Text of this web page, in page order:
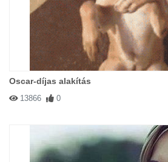
Oscar-díjas alakítás
13866 0